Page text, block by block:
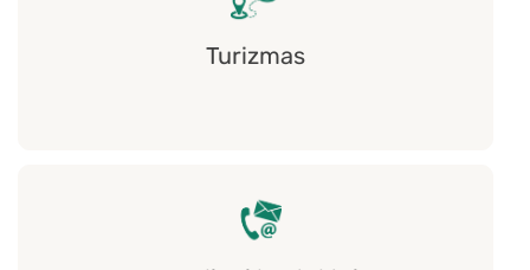
Turizmas